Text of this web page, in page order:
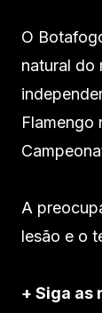
O
natural do
Flamengo
A
lesão e o
+ Siga as